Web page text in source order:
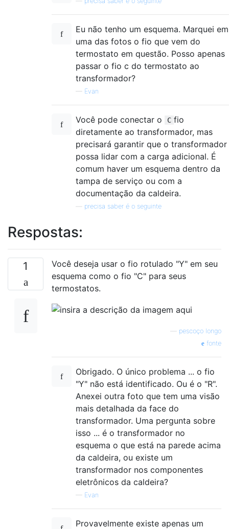
Eu não tenho um esquema. Marquei em
uma das fotos o fio que vem do
termostato em questão. Posso apenas
passar o fio c do termostato ao
transformador?
— Evan
Você pode conectar o C fio
diretamente ao transformador, mas
precisará garantir que o transformador
possa lidar com a carga adicional. É
comum haver um esquema dentro da
tampa de serviço ou com a
documentação da caldeira.
precisa saber é o seguinte
Respostas:
1
Você deseja usar o fio rotulado "Y" em seu
esquema como o fio "C" para seus
termostatos.
pescoço longo
fonte
Obrigado. O único problema ... o fio
"Y" não está identificado. Ou é o "R".
Anexei outra foto que tem uma visão
mais detalhada da face do
transformador. Uma pergunta sobre
isso ... é o transformador no
esquema o que está na parede acima
da caldeira, ou existe um
transformador nos componentes
eletrônicos da caldeira?
— Evan
Provavelmente existe apenas um